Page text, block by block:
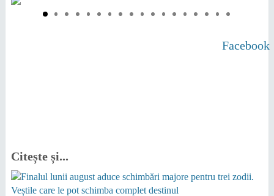
Facebook
Citește și...